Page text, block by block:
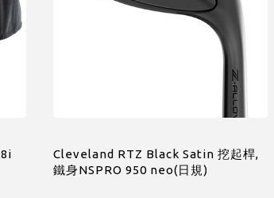
Cleveland RTZ Black Satin 挖起桿,
鐵身NSPRO 950 neo(日規)